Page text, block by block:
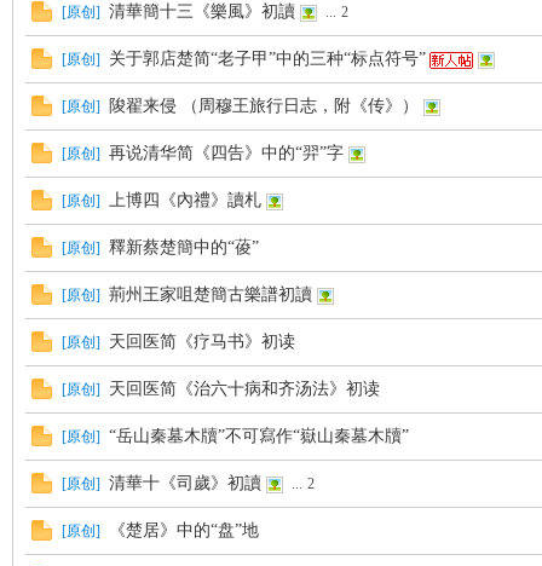
[原创 ] 清華簡十三《樂風》初讀 ... 2
[原创 ] 关于郭店楚简“老子甲”中的三种“标点符号”
[原创 ] 陖翟来侵 （周穆王旅行日志，附《传》）
[原创 ] 再说清华简《四告》中的“羿”字
[原创 ] 上博四《內禮》讀札
[原创 ] 釋新蔡楚簡中的“葰”
[原创 ] 荊州王家咀楚簡古樂譜初讀
[原创 ] 天回医简《疗马书》初读
[原创 ] 天回医简《治六十病和齐汤法》初读
[原创 ] “岳山秦墓木牘”不可寫作“嶽山秦墓木牘”
[原创 ] 清華十《司歲》初讀 ... 2
[原创 ] 《楚居》中的“盘”地